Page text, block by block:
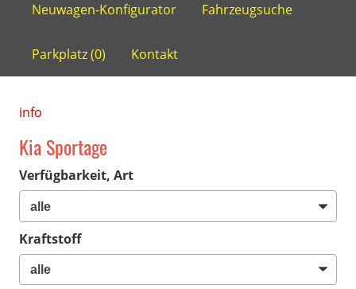
Neuwagen-Konfigurator Fahrzeugsuche
Parkplatz (0) Kontakt
info
Kia Sportage
Verfügbarkeit, Art
Kraftstoff